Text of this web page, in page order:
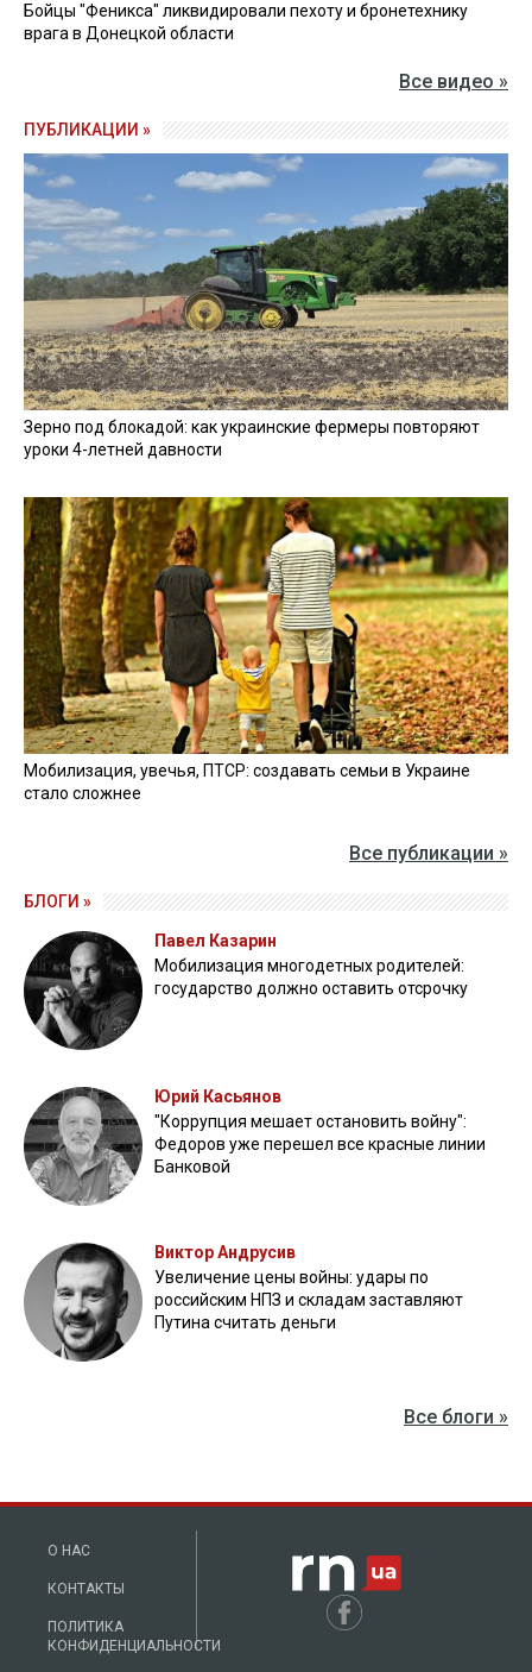
Бойцы "Феникса" ликвидировали пехоту и бронетехнику
врага в Донецкой области
Все видео »
ПУБЛИКАЦИИ »
Зерно под блокадой: как украинские фермеры повторяют
уроки 4-летней давности
Мобилизация, увечья, ПТСР: создавать семьи в Украине
стало сложнее
Все публикации »
БЛОГИ »
Павел Казарин
Мобилизация многодетных родителей:
государство должно оставить отсрочку
Юрий Касьянов
"Коррупция мешает остановить войну":
Федоров уже перешел все красные линии
Банковой
Виктор Андрусив
Увеличение цены войны: удары по
российским НПЗ и складам заставляют
Путина считать деньги
Все блоги »
О НАС
КОНТАКТЫ
ПОЛИТИКА
КОНФИДЕНЦИАЛЬНОСТИ